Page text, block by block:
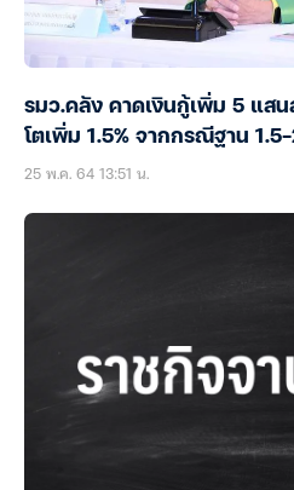
รมว.คลัง คาดเงินกู้เพิ่ม 5 แส
โตเพิ่ม 1.5% จากกรณีฐาน 1.5-
25 พ.ค. 64 13:51 น.